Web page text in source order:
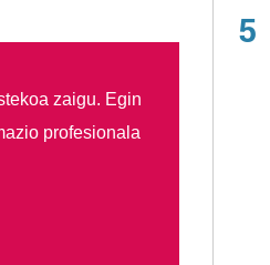
zaigu. Egin
profesionala
5